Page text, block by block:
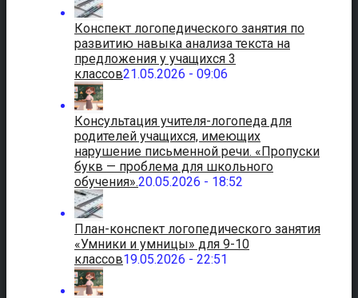
Конспект логопедического занятия по
развитию навыка анализа текста на
предложения у учащихся 3
классов21.05.2026 - 09:06
Консультация учителя-логопеда для
родителей учащихся, имеющих
нарушение письменной речи. «Пропуски
букв — проблема для школьного
обучения».20.05.2026 - 18:52
План-конспект логопедического занятия
«Умники и умницы» для 9-10
классов19.05.2026 - 22:51